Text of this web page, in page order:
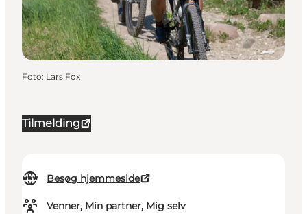
Tilmelding
Besøg hjemmeside
Venner, Min partner, Mig selv
Foto: Lars Fox